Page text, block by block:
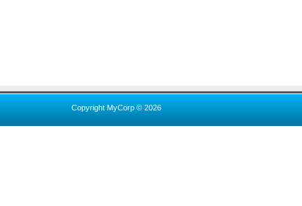
Copyright MyCorp © 2026